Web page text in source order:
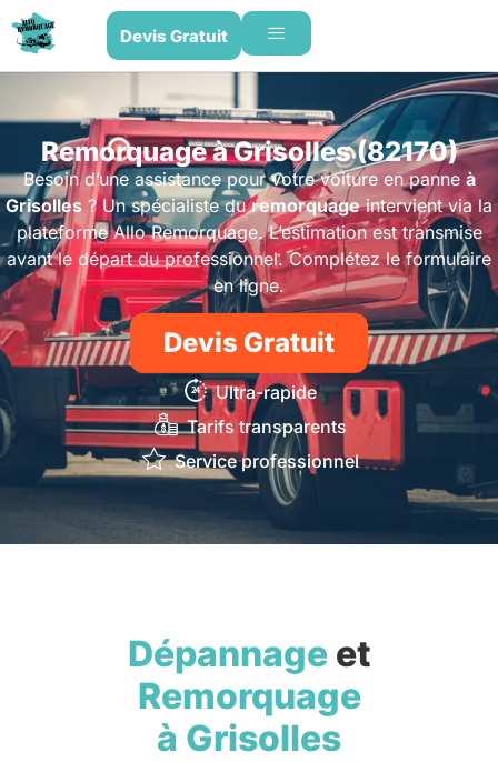
Devis Gratuit
Remorquage à Grisolles (82170)
Besoin d’une assistance pour votre voiture en panne à
Grisolles ? Un spécialiste duremorquageintervient via la
plateforme Allo Remorquage. L’estimation est transmise
avant le départ du professionnel. Complétez le formulaire
en ligne.
Devis Gratuit
Ultra-rapide
Tarifs transparents
Service professionnel
Dépannageet
Remorquage
à Grisolles